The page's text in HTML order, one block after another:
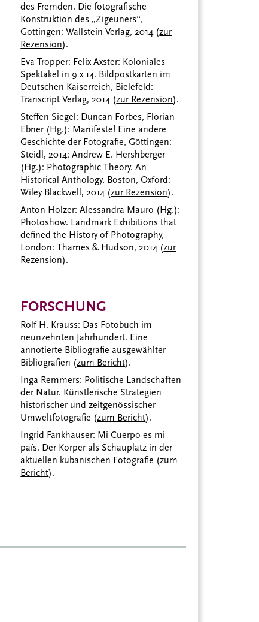
des Fremden. Die fotografische
Konstruktion des „Zigeuners“,
Göttingen: Wallstein Verlag, 2014 (zur
Rezension).
Eva Tropper: Felix Axster: Koloniales
Spektakel in 9 x 14. Bildpostkarten im
Deutschen Kaiserreich, Bielefeld:
Transcript Verlag, 2014 (zur Rezension).
Steffen Siegel: Duncan Forbes, Florian
Ebner (Hg.): Manifeste! Eine andere
Geschichte der Fotografie, Göttingen:
Steidl, 2014; Andrew E. Hershberger
(Hg.): Photographic Theory. An
Historical Anthology, Boston, Oxford:
Wiley Blackwell, 2014 (zur Rezension).
Anton Holzer: Alessandra Mauro (Hg.):
Photoshow. Landmark Exhibitions that
defined the History of Photography,
London: Thames & Hudson, 2014 (zur
Rezension).
FORSCHUNG
Rolf H. Krauss: Das Fotobuch im
neunzehnten Jahrhundert. Eine
annotierte Bibliografie ausgewählter
Bibliografien (zum Bericht).
Inga Remmers: Politische Landschaften
der Natur. Künstlerische Strategien
historischer und zeitgenössischer
Umweltfotografie (zum Bericht).
Ingrid Fankhauser: Mi Cuerpo es mi
país. Der Körper als Schauplatz in der
aktuellen kubanischen Fotografie (zum
Bericht).